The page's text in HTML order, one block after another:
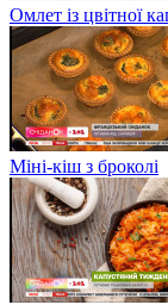
Омлет із цвітної
Міні-кіш з броколі